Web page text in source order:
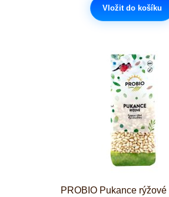
Vložit do košíku
PROBIO Pukance rýžové